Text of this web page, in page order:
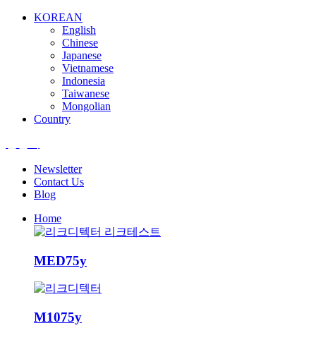
KOREAN
English
Chinese
Japanese
Vietnamese
Indonesia
Taiwanese
Mongolian
Country
Newsletter
Contact Us
Blog
Home
MED75y
M1075y